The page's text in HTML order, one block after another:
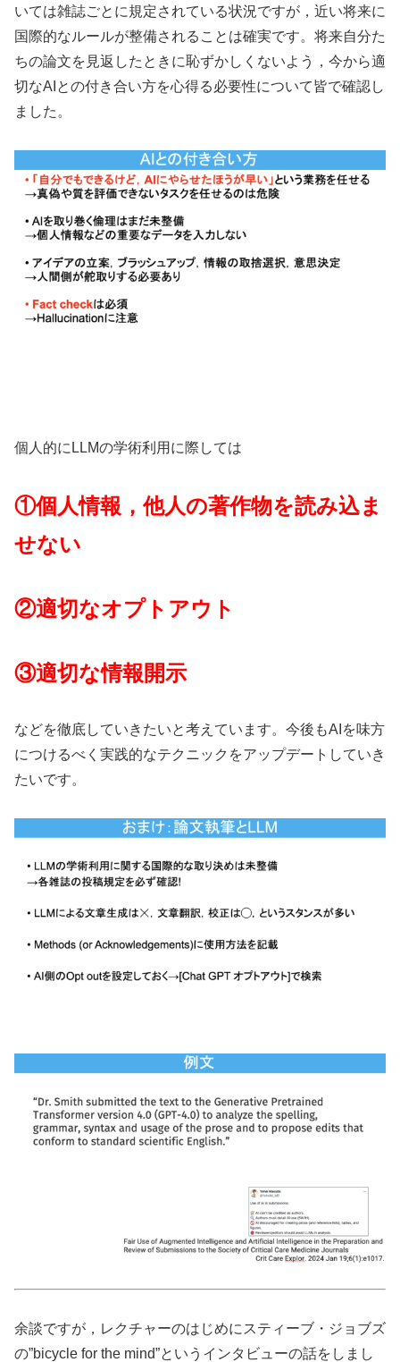
いては雑誌ごとに規定されている状況ですが，近い将来に
国際的なルールが整備されることは確実です。将来自分た
ちの論文を見返したときに恥ずかしくないよう，今から適
切なAIとの付き合い方を心得る必要性について皆で確認し
ました。
個人的にLLMの学術利用に際しては
①個人情報，他人の著作物を読み込ま
せない
②適切なオプトアウト
③適切な情報開示
などを徹底していきたいと考えています。今後もAIを味方
につけるべく実践的なテクニックをアップデートしていき
たいです。
余談ですが，レクチャーのはじめにスティーブ・ジョブズ
の”bicycle for the mind”というインタビューの話をしまし